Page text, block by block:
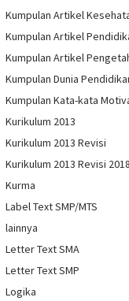
Kumpulan Artikel
Kumpulan Artikel
Kumpulan Artikel
Kumpulan Dunia
Kumpulan Kata-kata
Kurikulum 2013
Kurikulum 2013 Revisi
Kurikulum 2013 Revisi 2018
Kurma
Label Text SMP/MTS
lainnya
Letter Text SMA
Letter Text SMP
Logika